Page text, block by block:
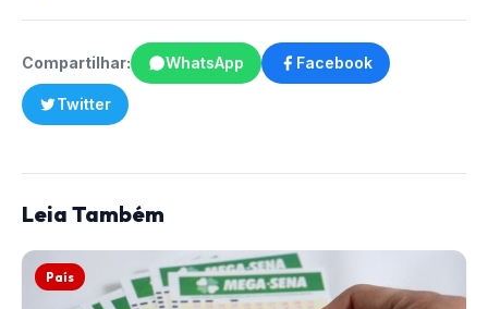
Compartilhar: WhatsApp Facebook
Twitter
Leia Também
País